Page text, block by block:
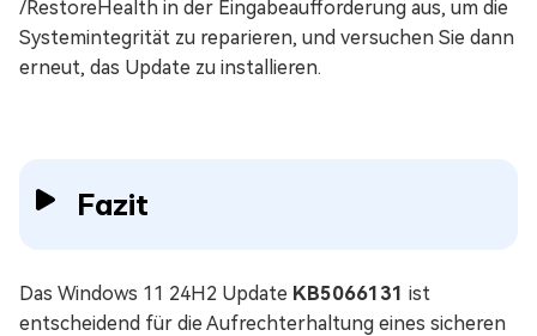
/RestoreHealth in der Eingabeaufforderung aus, um die
Systemintegrität zu reparieren, und versuchen Sie dann
erneut, das Update zu installieren.
Fazit
Das Windows 11 24H2 Update KB5066131 ist
entscheidend für die Aufrechterhaltung eines sicheren